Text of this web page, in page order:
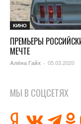
КИНО
ПРЕМЬЕРЫ
МЕЧТЕ
Алёна Гайх - 05.03.2020
МЫ В СОЦСЕТЯХ